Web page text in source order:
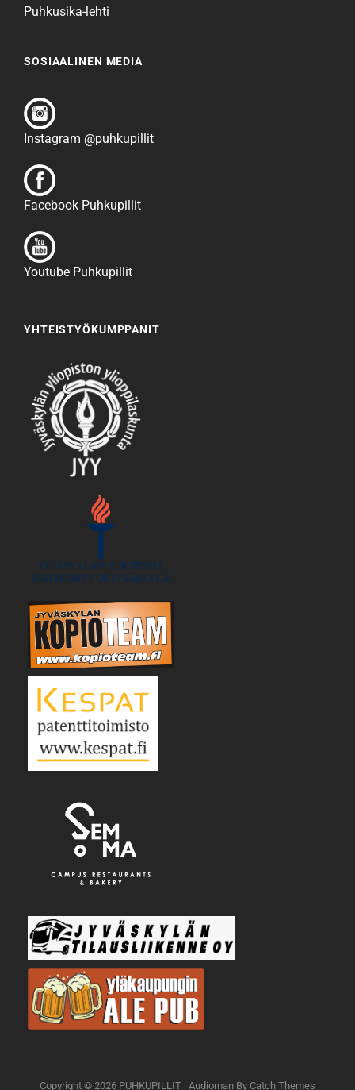
Puhkusika-lehti
SOSIAALINEN MEDIA
Instagram @puhkupillit
Facebook Puhkupillit
Youtube Puhkupillit
YHTEISTYÖKUMPPANIT
Copyright © 2026 PUHKUPILLIT | Audioman By Catch Themes